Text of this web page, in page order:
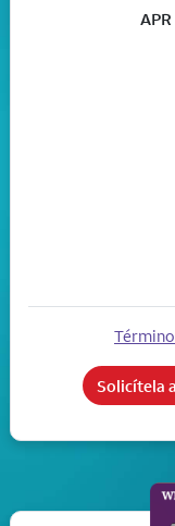
APR
Solicítela